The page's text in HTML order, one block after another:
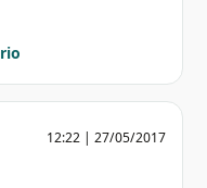
12:22 | 27/05/2017